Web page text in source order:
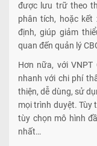
được lưu trữ theo
phân tích, hoặc
định, giúp giảm
quan đến quản lý
Hơn nữa, với
nhanh với chi phí
thiện, dễ dùng, sử
mọi trình duyệt. Tùy
tùy chọn mô hình
nhất…